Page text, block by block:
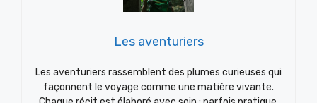
Les aventuriers
Les aventuriers rassemblent des plumes curieuses qui
façonnent le voyage comme une matière vivante.